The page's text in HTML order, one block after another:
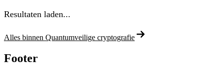
Resultaten laden...
Alles binnen Quantumveilige cryptografie
Footer